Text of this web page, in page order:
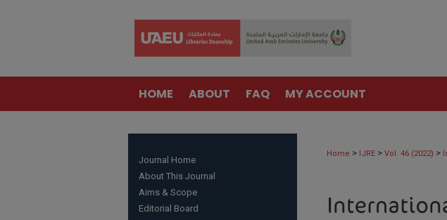
HOME ABOUT FAQ MY ACCOUNT
Home > IJRE > Vol. 46 (2022) >
Journal Home
About This Journal
Aims & Scope
Editorial Board